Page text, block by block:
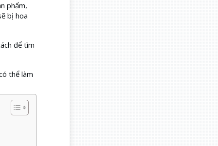
phẩm,
bị hoa
để tìm
thể làm